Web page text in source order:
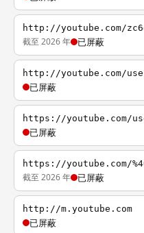
http://youtube.com/
截至 2026 年 已屏蔽
http://youtube.com/
已屏蔽
https://youtube.com/
已屏蔽
https://youtube.com/
截至 2026 年 已屏蔽
http://m.youtube.com
已屏蔽